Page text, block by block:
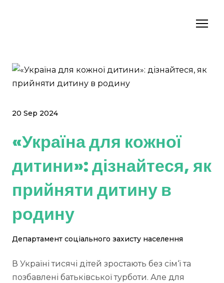
20 Sep 2024
«Україна для кожної
дитини»: дізнайтеся, як
прийняти дитину в
родину
Департамент соціального захисту населення
В Україні тисячі дітей зростають без сім‘ї та
позбавлені батьківської турботи. Але для